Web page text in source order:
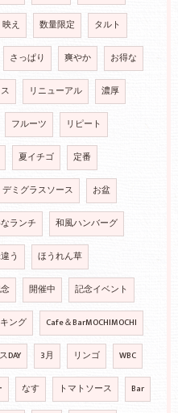
映え 数量限定 タルト
さっぱり 爽やか お得な
リニューアル 濃厚
フルーツ リピート
夏イチゴ 定番
デミグラスソース お盆
ランチ 和風ハンバーグ
う ほうれん草
開催中 記念イベント
ング Cafe＆BarMOCHIMOCHI
DAY 3月 リンゴ WBC
なす トマトソース Bar